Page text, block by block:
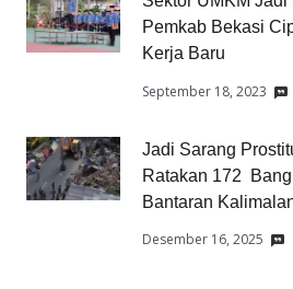
Pemkab Bekasi
Kerja Baru
September 18, 2023
Jadi Sarang
Ratakan 172
Bantaran
Desember 16, 2025